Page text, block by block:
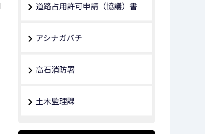
道路占用許可申請（協議）書
アシナガバチ
高石消防署
土木監理課